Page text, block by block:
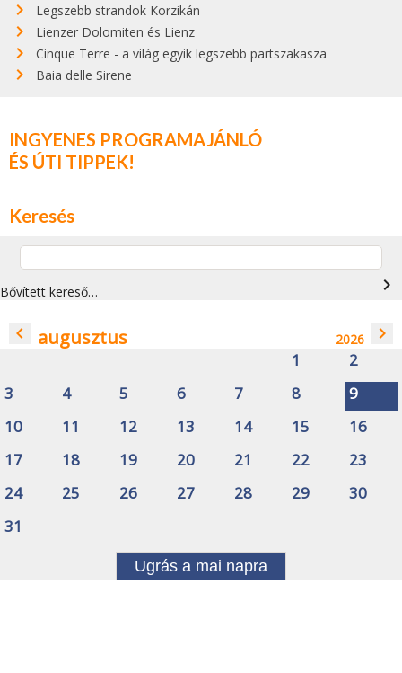
Legszebb strandok Korzikán
Lienzer Dolomiten és Lienz
Cinque Terre - a világ egyik legszebb partszakasza
Baia delle Sirene
INGYENES PROGRAMAJÁNLÓ
ÉS ÚTI TIPPEK!
Keresés
Bővített kereső… navigate_next
navigate_before augusztus 2026 navigate_next
1
2
3
4 5 6 7 8
9
10
11 12 13 14 15
16
17
18 19 20 21 22
23
24
25 26 27 28 29
30
31
Ugrás a mai napra